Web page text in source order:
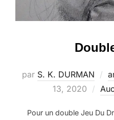
par S. K. DURMAN
13, 2020
Pour un double Jeu Du